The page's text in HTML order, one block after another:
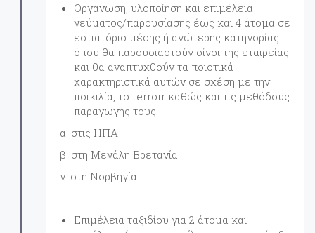
Οργάνωση, υλοποίηση και επιμέλεια
γεύματος/παρουσίασης έως και 4 άτομα σε
εστιατόριο μέσης ή ανώτερης κατηγορίας
όπου θα παρουσιαστούν οίνοι της εταιρείας
και θα αναπτυχθούν τα ποιοτικά
χαρακτηριστικά αυτών σε σχέση με την
ποικιλία, το terroir καθώς και τις μεθόδους
παραγωγής τους
α. στις ΗΠΑ
β. στη Μεγάλη Βρετανία
γ. στη Νορβηγία
Επιμέλεια ταξιδίου για 2 άτομα και